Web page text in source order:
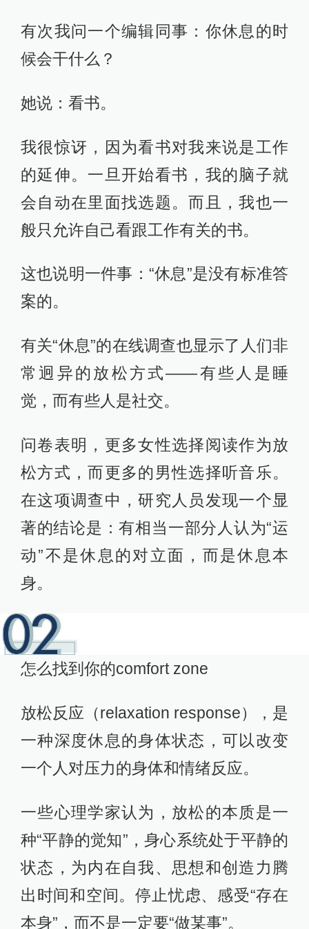
有次我问一个编辑同事：你休息的时
候会干什么？
她说：看书。
我很惊讶，因为看书对我来说是工作
的延伸。一旦开始看书，我的脑子就
会自动在里面找选题。而且，我也一
般只允许自己看跟工作有关的书。
这也说明一件事：“休息”是没有标准答
案的。
有关“休息”的在线调查也显示了人们非
常迥异的放松方式——有些人是睡
觉，而有些人是社交。
问卷表明，更多女性选择阅读作为放
松方式，而更多的男性选择听音乐。
在这项调查中，研究人员发现一个显
著的结论是：有相当一部分人认为“运
动”不是休息的对立面，而是休息本
身。
怎么找到你的comfort zone
放松反应（relaxation response），是
一种深度休息的身体状态，可以改变
一个人对压力的身体和情绪反应。
一些心理学家认为，放松的本质是一
种“平静的觉知”，身心系统处于平静的
状态，为内在自我、思想和创造力腾
出时间和空间。停止忧虑、感受“存在
本身”，而不是一定要“做某事”。